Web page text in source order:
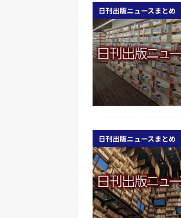
[
日刊
[
[
刊出
[
日
日刊出版ニュースまとめ
日刊出版ニュースまとめ